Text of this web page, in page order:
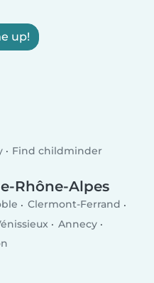
up!
Find childminder
Rhône-Alpes
Clermont-Ferrand
Annecy